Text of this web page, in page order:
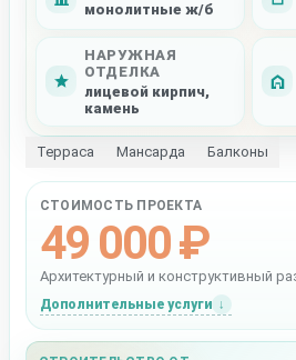
монолитные ж/б
НАРУЖНАЯ
ОТДЕЛКА
лицевой кирпич,
камень
Терраса Мансарда Балконы
СТОИМОСТЬ ПРОЕКТА
49 000 ₽
Архитектурный и конструктивный
Дополнительные услуги